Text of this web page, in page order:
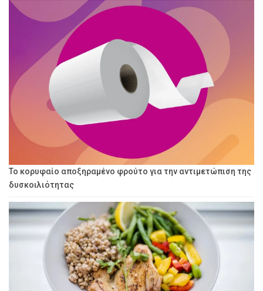
Το κορυφαίο αποξηραμένο φρούτο για την αντιμετώπιση της
δυσκοιλιότητας